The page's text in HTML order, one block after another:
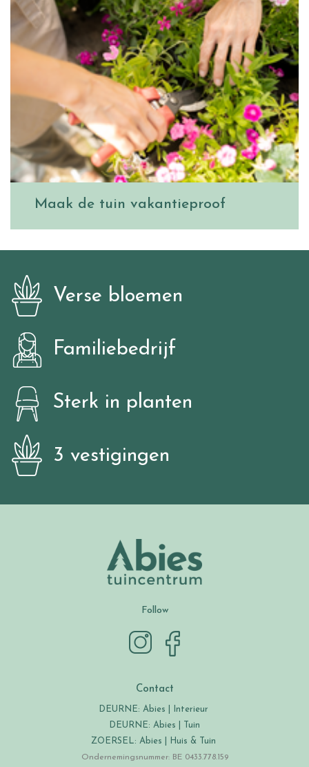
Maak de tuin vakantieproof
Verse bloemen
Familiebedrijf
Sterk in planten
3 vestigingen
Follow
Contact
DEURNE: Abies | Interieur
DEURNE: Abies | Tuin
ZOERSEL: Abies | Huis & Tuin
Ondernemingsnummer: BE 0433.778.159